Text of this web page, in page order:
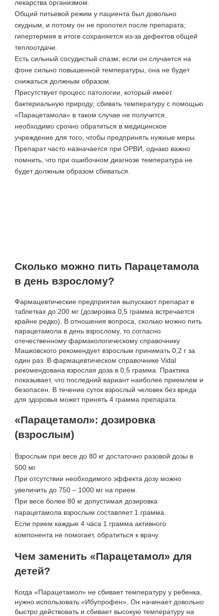
лекарства организмом.
Общий питьевой режим у пациента был довольно
скудным, и потому он не пропотел после препарата;
гипертермия в итоге сохраняется из-за дефектов общей
теплоотдачи.
Есть сильный сосудистый спазм; если он случается на
фоне сильно повышенной температуры, она не будет
снижаться должным образом.
Присутствует процесс патологии, который имеет
бактериальную природу; сбивать температуру с помощью
«Парацетамола» в таком случае не получится,
необходимо срочно обратиться в медицинское
учреждение для того, чтобы предпринять нужные меры.
Препарат часто назначается при ОРВИ, однако важно
помнить, что при ошибочном диагнозе температура не
будет должным образом сбиваться.
Сколько можно пить Парацетамола
в день взрослому?
Фармацевтические предприятия выпускают препарат в
таблетках до 200 мг (дозировка 0,5 грамма встречается
крайне редко). В отношения вопроса, сколько можно пить
парацетамола в день взрослому, то согласно
отечественному фармакологическому справочнику
Машковского рекомендует взрослым принимать 0,2 г за
один раз. В фармацевтическом справочнике Vidal
рекомендована взрослая доза в 0,5 грамма. Практика
показывает, что последний вариант наиболее приемлем и
безопасен. В течение суток взрослый человек без вреда
для здоровья может принять 4 грамма препарата.
«Парацетамол»: дозировка
(взрослым)
Взрослым при весе до 80 кг достаточно разовой дозы в
500 мг.
При отсутствии необходимого эффекта дозу можно
увеличить до 750 – 1000 мг на прием.
При весе более 80 кг допустимая дозировка
парацетамола взрослым составляет 1 грамма.
Если прием каждые 4 часа 1 грамма активного
компонента не помогает, обратиться к врачу.
Чем заменить «Парацетамол» для
детей?
Когда «Парацетамол» не сбивает температуру у ребенка,
нужно использовать «Ибупрофен». Он начинает довольно
быстро действовать и сбивает высокую температуру на